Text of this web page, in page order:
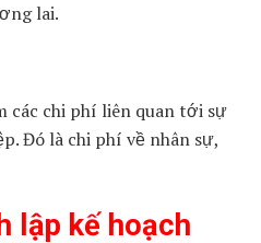
lai.
các chi phí liên quan tới sự
Đó là chi phí về nhân sự,
lập kế hoạch